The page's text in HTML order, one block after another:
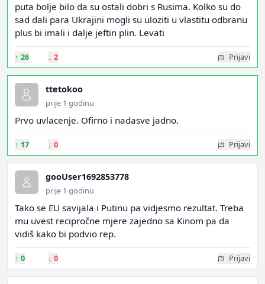
puta bolje bilo da su ostali dobri s Rusima. Kolko su do
sad dali para Ukrajini mogli su uloziti u vlastitu odbranu
plus bi imali i dalje jeftin plin. Levati
↑ 26 ↓ 2 Prijavi
ttetokoo
prije 1 godinu
Prvo uvlacenje. Ofirno i nadasve jadno.
↑ 17 ↓ 0 Prijavi
gooUser1692853778
prije 1 godinu
Tako se EU savijala i Putinu pa vidjesmo rezultat. Treba
mu uvest recipročne mjere zajedno sa Kinom pa da
vidiš kako bi podvio rep.
↑ 0 ↓ 0 Prijavi